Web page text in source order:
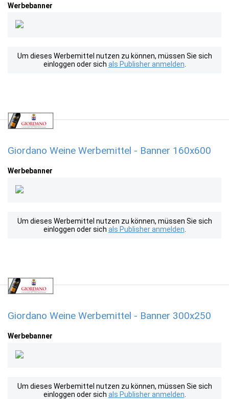
Werbebanner
Um dieses Werbemittel nutzen zu können, müssen Sie sich
einloggen oder sich als Publisher anmelden
Giordano Weine Werbemittel - Banner 160x600
Werbebanner
Um dieses Werbemittel nutzen zu können, müssen Sie sich
einloggen oder sich als Publisher anmelden
Giordano Weine Werbemittel - Banner 300x250
Werbebanner
Um dieses Werbemittel nutzen zu können, müssen Sie sich
einloggen oder sich als Publisher anmelden